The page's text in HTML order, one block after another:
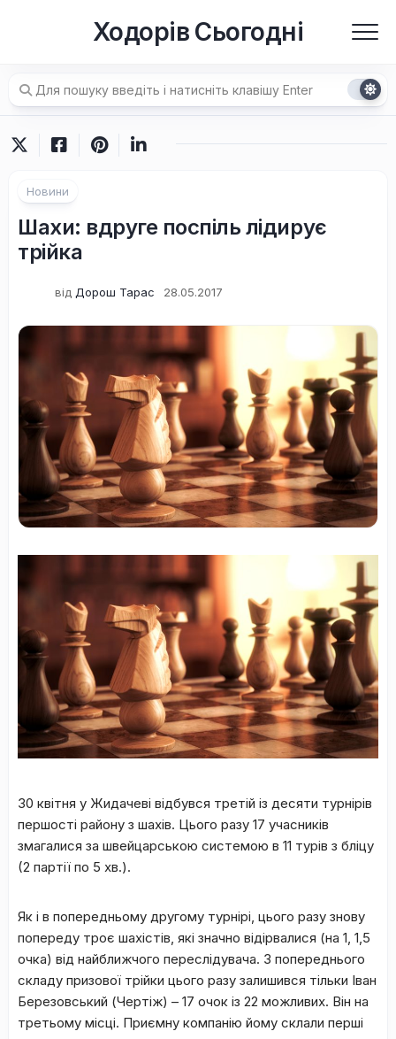
Ходорів Сьогодні
Новини
Шахи: вдруге поспіль лідирує
трійка
від Дорош Тарас 28.05.2017
30 квітня у Жидачеві відбувся третій із десяти турнірів
першості району з шахів. Цього разу 17 учасників
змагалися за швейцарською системою в 11 турів з бліцу
(2 партії по 5 хв.).
Як і в попередньому другому турнірі, цього разу знову
попереду троє шахістів, які значно відірвалися (на 1, 1,5
очка) від найближчого переслідувача. З попереднього
складу призової трійки цього разу залишився тільки Іван
Березовський (Чертіж) – 17 очок із 22 можливих. Він на
третьому місці. Приємну компанію йому склали перші